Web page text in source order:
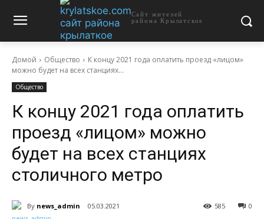
Сайт жителей
района Крылатское
Домой Общество
К концу 2021 года оплатить проезд «лицом»
можно будет на всех станциях...
Общество
К концу 2021 года оплатить
проезд «лицом» можно
будет на всех станциях
столичного метро
By news_admin 05.03.2021 0
585